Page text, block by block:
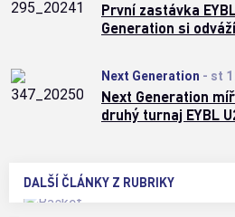
DALŠÍ ČLÁNKY Z RUBRIKY
První zastávka
Generation si
Next Generation - st
Next Generation
druhý turnaj EYBL